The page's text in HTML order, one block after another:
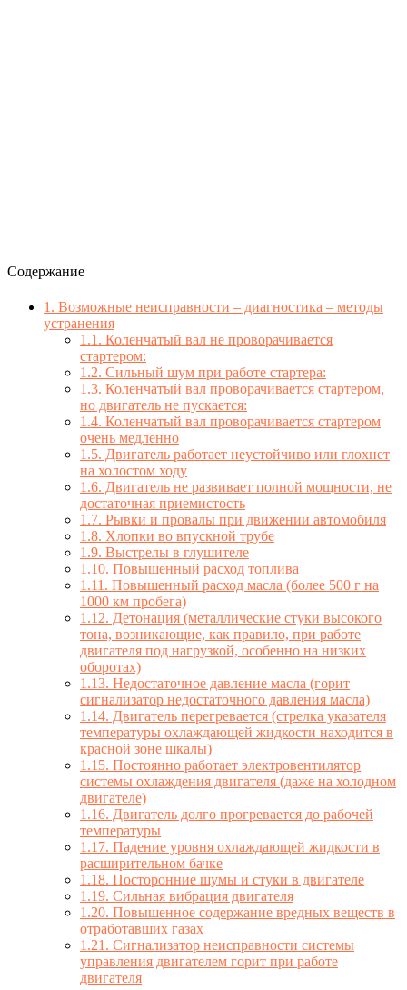
Содержание
1. Возможные неисправности – диагностика – методы
устранения
1.1. Коленчатый вал не проворачивается
стартером:
1.2. Сильный шум при работе стартера:
1.3. Коленчатый вал проворачивается стартером,
но двигатель не пускается:
1.4. Коленчатый вал проворачивается стартером
очень медленно
1.5. Двигатель работает неустойчиво или глохнет
на холостом ходу
1.6. Двигатель не развивает полной мощности, не
достаточная приемистость
1.7. Рывки и провалы при движении автомобиля
1.8. Хлопки во впускной трубе
1.9. Выстрелы в глушителе
1.10. Повышенный расход топлива
1.11. Повышенный расход масла (более 500 г на
1000 км пробега)
1.12. Детонация (металлические стуки высокого
тона, возникающие, как правило, при работе
двигателя под нагрузкой, особенно на низких
оборотах)
1.13. Недостаточное давление масла (горит
сигнализатор недостаточного давления масла)
1.14. Двигатель перегревается (стрелка указателя
температуры охлаждающей жидкости находится в
красной зоне шкалы)
1.15. Постоянно работает электровентилятор
системы охлаждения двигателя (даже на холодном
двигателе)
1.16. Двигатель долго прогревается до рабочей
температуры
1.17. Падение уровня охлаждающей жидкости в
расширительном бачке
1.18. Посторонние шумы и стуки в двигателе
1.19. Сильная вибрация двигателя
1.20. Повышенное содержание вредных веществ в
отработавших газах
1.21. Сигнализатор неисправности системы
управления двигателем горит при работе
двигателя